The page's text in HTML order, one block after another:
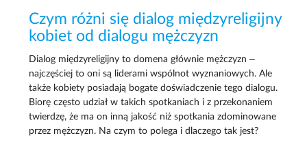
Czym różni się dialog międzyreligijny
kobiet od dialogu mężczyzn
Dialog międzyreligijny to domena głównie mężczyzn –
najczęściej to oni są liderami wspólnot wyznaniowych. Ale
także kobiety posiadają bogate doświadczenie tego dialogu.
Biorę często udział w takich spotkaniach i z przekonaniem
twierdzę, że ma on inną jakość niż spotkania zdominowane
przez mężczyzn. Na czym to polega i dlaczego tak jest?